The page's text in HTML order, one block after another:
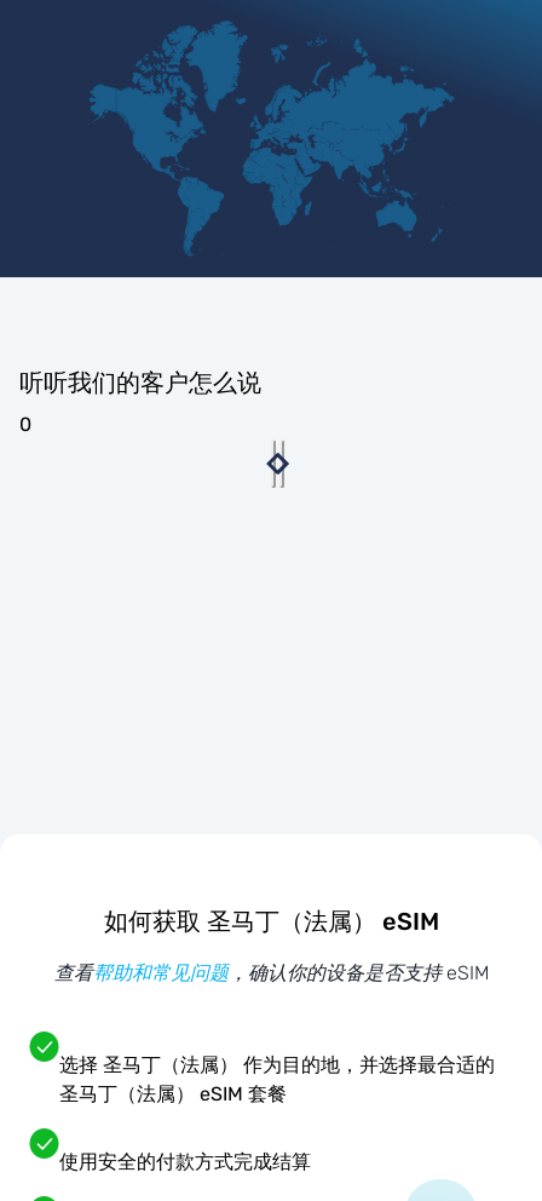
听听我们的客户怎么说
0
如何获取 圣马丁（法属） eSIM
查看帮助和常见问题，确认你的设备是否支持 eSIM
选择 圣马丁（法属） 作为目的地，并选择最合适的
圣马丁（法属） eSIM 套餐
使用安全的付款方式完成结算